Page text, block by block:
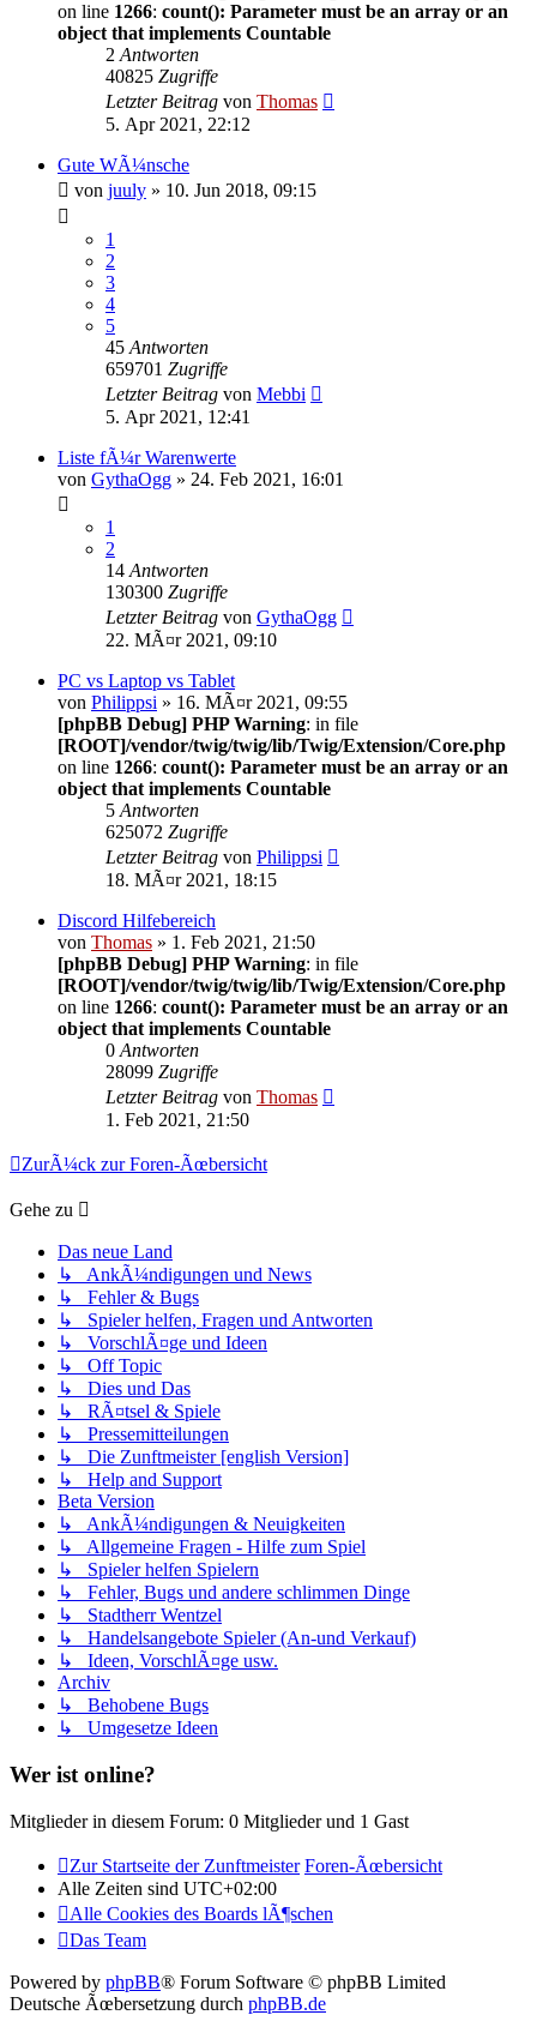
on line 1266: count(): Parameter must be an array or an
object that implements Countable
2 Antworten
40825 Zugriffe
Letzter Beitrag von Thomas
5. Apr 2021, 22:12
Gute WÃ¼nsche
von juuly » 10. Jun 2018, 09:15
1
2
3
4
5
45 Antworten
659701 Zugriffe
Letzter Beitrag von Mebbi
5. Apr 2021, 12:41
Liste fÃ¼r Warenwerte
von GythaOgg » 24. Feb 2021, 16:01
1
2
14 Antworten
130300 Zugriffe
Letzter Beitrag von GythaOgg
22. MÃ¤r 2021, 09:10
PC vs Laptop vs Tablet
von Philippsi » 16. MÃ¤r 2021, 09:55
[phpBB Debug] PHP Warning: in file
[ROOT]/vendor/twig/twig/lib/Twig/Extension/Core.php
on line 1266: count(): Parameter must be an array or an
object that implements Countable
5 Antworten
625072 Zugriffe
Letzter Beitrag von Philippsi
18. MÃ¤r 2021, 18:15
Discord Hilfebereich
von Thomas » 1. Feb 2021, 21:50
[phpBB Debug] PHP Warning: in file
[ROOT]/vendor/twig/twig/lib/Twig/Extension/Core.php
on line 1266: count(): Parameter must be an array or an
object that implements Countable
0 Antworten
28099 Zugriffe
Letzter Beitrag von Thomas
1. Feb 2021, 21:50
ZurÃ¼ck zur Foren-Ãœbersicht
Gehe zu
Das neue Land
↳ AnkÃ¼ndigungen und News
↳ Fehler & Bugs
↳ Spieler helfen, Fragen und Antworten
↳ VorschlÃ¤ge und Ideen
↳ Off Topic
↳ Dies und Das
↳ RÃ¤tsel & Spiele
↳ Pressemitteilungen
↳ Die Zunftmeister [english Version]
↳ Help and Support
Beta Version
↳ AnkÃ¼ndigungen & Neuigkeiten
↳ Allgemeine Fragen - Hilfe zum Spiel
↳ Spieler helfen Spielern
↳ Fehler, Bugs und andere schlimmen Dinge
↳ Stadtherr Wentzel
↳ Handelsangebote Spieler (An-und Verkauf)
↳ Ideen, VorschlÃ¤ge usw.
Archiv
↳ Behobene Bugs
↳ Umgesetze Ideen
Wer ist online?
Mitglieder in diesem Forum: 0 Mitglieder und 1 Gast
Zur Startseite der Zunftmeister Foren-Ãœbersicht
Alle Zeiten sind UTC+02:00
Alle Cookies des Boards lÃ¶schen
Das Team
Powered by phpBB® Forum Software © phpBB Limited
Deutsche Ãœbersetzung durch phpBB.de